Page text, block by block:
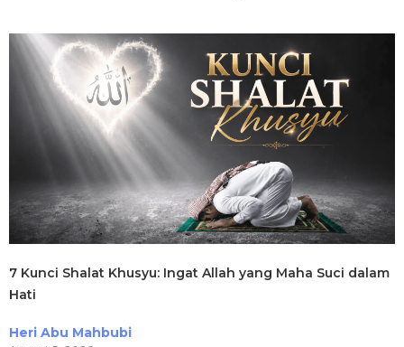
7 Kunci Shalat Khusyu: Ingat Allah yang Maha Suci dalam
Hati
Heri Abu Mahbubi